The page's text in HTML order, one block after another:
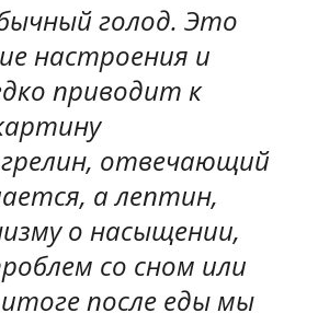
голод. Это
настроения и
приводит к
отвечающий
а лептин,
о насыщении,
со сном или
после еды мы